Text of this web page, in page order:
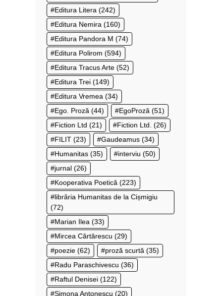
Editura Litera (242)
Editura Nemira (160)
Editura Pandora M (74)
Editura Polirom (594)
Editura Tracus Arte (52)
Editura Trei (149)
Editura Vremea (34)
Ego. Proză (44) EgoProză (51)
Fiction Ltd (21) Fiction Ltd. (26)
FILIT (23) Gaudeamus (34)
Humanitas (35) interviu (50)
jurnal (26)
Kooperativa Poetică (223)
librăria Humanitas de la Cișmigiu
(72)
Marian Ilea (33)
Mircea Cărtărescu (29)
poezie (62) proză scurtă (35)
Radu Paraschivescu (36)
Raftul Denisei (122)
Simona Antonescu (20)